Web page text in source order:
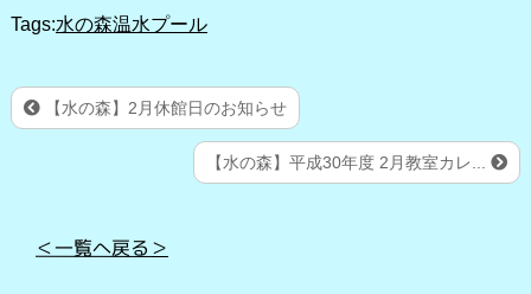
Tags:水の森温水プール
【水の森】2月休館日のお知らせ
【水の森】平成30年度 2月教室カレ...
＜一覧へ戻る＞